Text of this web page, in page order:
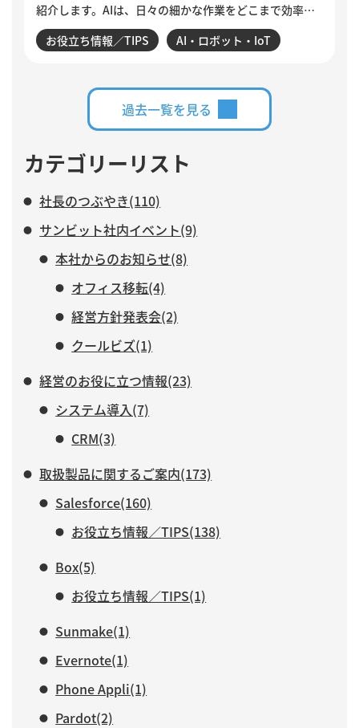
紹介します。AIは、日々の細かな作業をどこまで効率化
できるのでしょうか。設定変更やデータ確認、商談分
析、活動登録漏れの検知・入力など、サンビットで実際
業務と、人がより力を注ぐべき仕事について紹介しま
お役立ち情報／TIPS AI・ロボット・IoT
過去一覧を見る
カテゴリーリスト
社長のつぶやき(110)
サンビット社内イベント(9)
本社からのお知らせ(8)
オフィス移転(4)
経営方針発表会(2)
クールビズ(1)
経営のお役に立つ情報(23)
システム導入(7)
CRM(3)
取扱製品に関するご案内(173)
Salesforce(160)
お役立ち情報／TIPS(138)
Box(5)
お役立ち情報／TIPS(1)
Sunmake(1)
Evernote(1)
Phone Appli(1)
Pardot(2)